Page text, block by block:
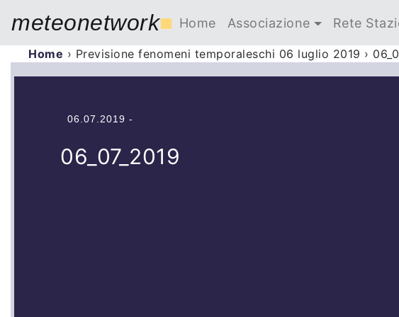
meteonetwork■ Home Associazione Rete
Home › Previsione fenomeni temporaleschi 06 luglio 2019 ›
06.07.2019 -
06_07_2019